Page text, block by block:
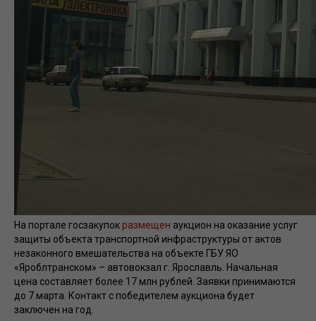
На портале госзакупок размещен аукцион на оказание услуг
защиты объекта транспортной инфраструктуры от актов
незаконного вмешательства на объекте ГБУ ЯО
«Яроблтранском» – автовокзал г. Ярославль. Начальная
цена составляет более 17 млн рублей. Заявки принимаются
до 7 марта. Контакт с победителем аукциона будет
заключен на год.